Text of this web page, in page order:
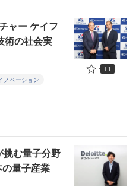
ャー ケイフ
術の社会実
ノベーション
11
挑む量子分野
量子産業